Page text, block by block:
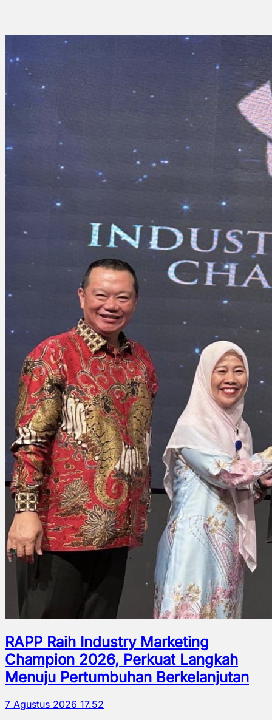
RAPP Raih Industry Marketing
Champion 2026, Perkuat Langkah
Menuju Pertumbuhan Berkelanjutan
7 Agustus 2026 17.52